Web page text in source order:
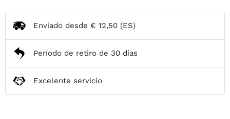
Enviado desde € 12,50 (ES)
Período de retiro de 30 días
Excelente servicio